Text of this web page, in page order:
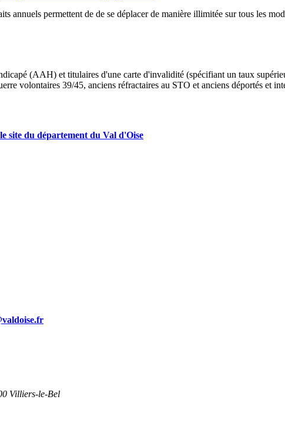
annuels permettent de de se déplacer de manière illimitée sur tous les
(AAH) et titulaires d'une carte d'invalidité (spécifiant un taux
volontaires 39/45, anciens réfractaires au STO et anciens déportés et
site du département du Val d'Oise
Villiers-le-Bel